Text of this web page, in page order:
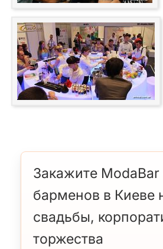
Закажите
барменов в Киеве
свадьбы,
торжества